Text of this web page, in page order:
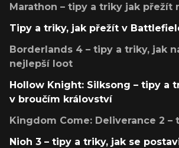
Marathon – tipy a triky jak přežít
Tipy a triky, jak přežít v
Borderlands 4 – tipy a triky, jak
nejlepší loot
Hollow Knight: Silksong – tipy a
v broučím království
Kingdom Come: Deliverance 2 –
Nioh 3 – tipy a triky, jak se